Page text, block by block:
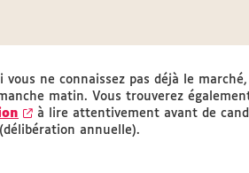
ne connaissez pas déjà le
matin. Vous trouverez
à lire attentivement avant de
annuelle).